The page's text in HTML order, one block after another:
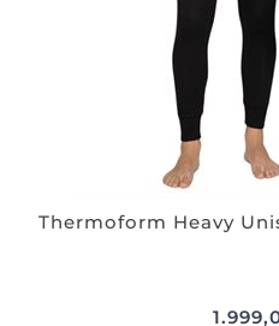
Thermoform Heavy